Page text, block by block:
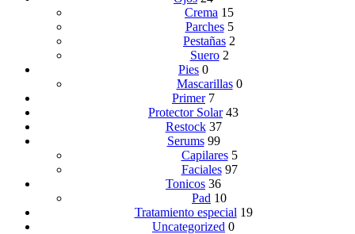
Crema 15
Parches 5
Pestañas 2
Suero 2
Pies 0
Mascarillas 0
Primer 7
Protector Solar 43
Restock 37
Serums 99
Capilares 5
Faciales 97
Tonicos 36
Pad 10
Tratamiento especial 19
Uncategorized 0